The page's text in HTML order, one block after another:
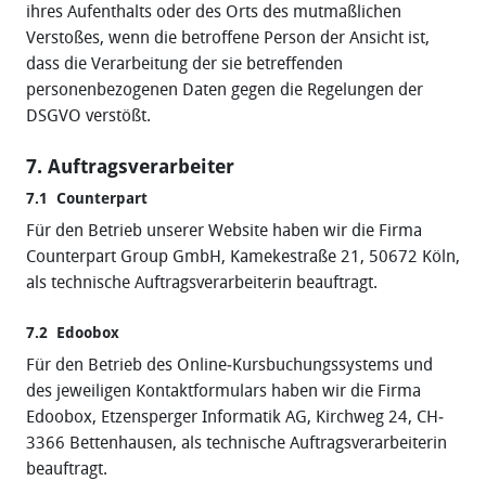
ihres Aufenthalts oder des Orts des mutmaßlichen
Verstoßes, wenn die betroffene Person der Ansicht ist,
dass die Verarbeitung der sie betreffenden
personenbezogenen Daten gegen die Regelungen der
DSGVO verstößt.
7. Auftragsverarbeiter
7.1 Counterpart
Für den Betrieb unserer Website haben wir die Firma
Counterpart Group GmbH, Kamekestraße 21, 50672 Köln,
als technische Auftragsverarbeiterin beauftragt.
7.2 Edoobox
Für den Betrieb des Online‐Kursbuchungssystems und
des jeweiligen Kontaktformulars haben wir die Firma
Edoobox, Etzensperger Informatik AG, Kirchweg 24, CH‐
3366 Bettenhausen, als technische Auftragsverarbeiterin
beauftragt.